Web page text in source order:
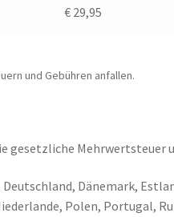
€ 29,95
und Gebühren anfallen.
gesetzliche Mehrwertsteuer
Dänemark,
Polen, Portugal,